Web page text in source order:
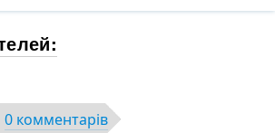
0 комментарів